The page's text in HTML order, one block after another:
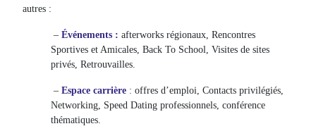
autres :
– Événements : afterworks régionaux, Rencontres
Sportives et Amicales, Back To School, Visites de sites
privés, Retrouvailles.
– Espace carrière : offres d’emploi, Contacts privilégiés,
Networking, Speed Dating professionnels, conférence
thématiques.